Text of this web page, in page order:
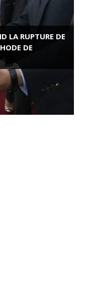
LA RUPTURE DE
DE